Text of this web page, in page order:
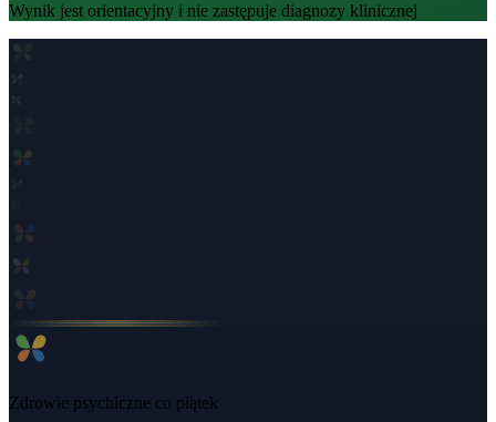
Wynik jest orientacyjny i nie zastępuje diagnozy klinicznej
Zdrowie psychiczne co piątek